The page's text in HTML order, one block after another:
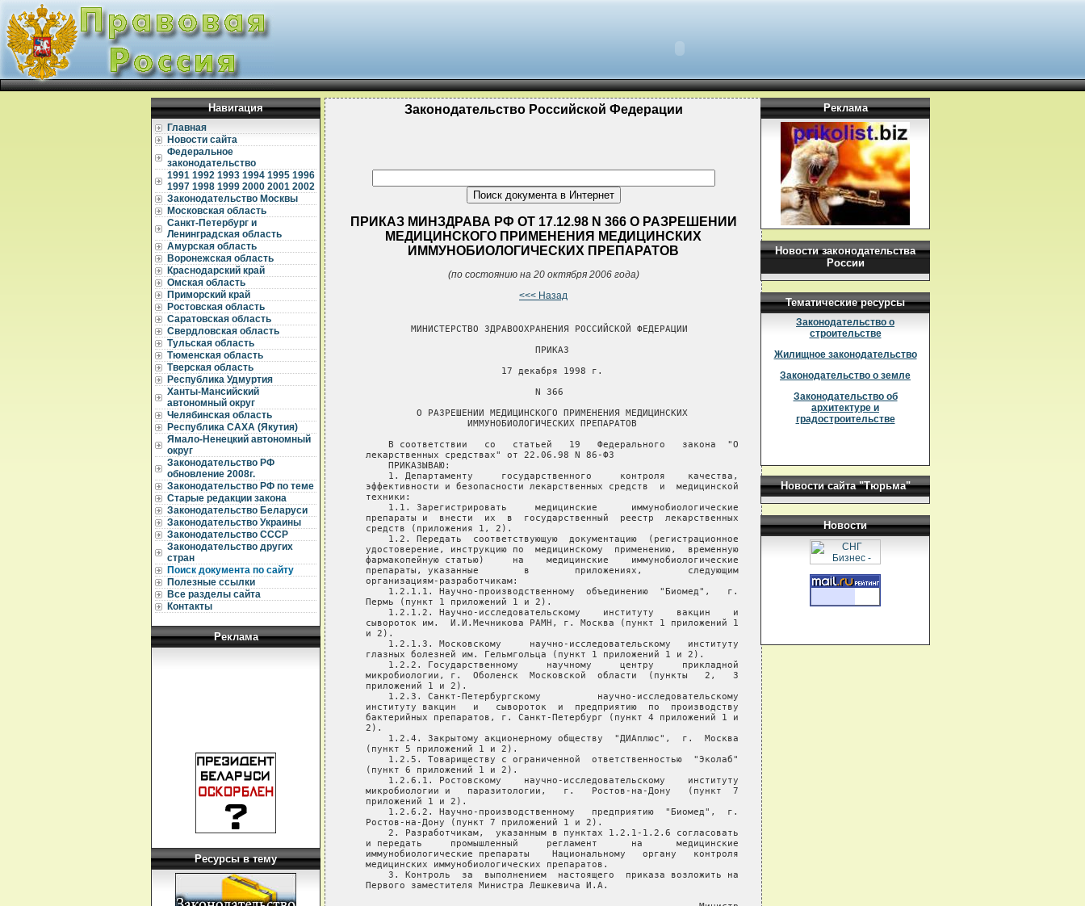
Навигация
Главная
Новости сайта
Федеральное
законодательство
1991 1992 1993 1994 1995 1996
1997 1998 1999 2000 2001 2002
Законодательство Москвы
Московская область
Санкт-Петербург и
Ленинградская область
Амурская область
Воронежская область
Краснодарский край
Омская область
Приморский край
Ростовская область
Саратовская область
Свердловская область
Тульская область
Тюменская область
Тверская область
Республика Удмуртия
Ханты-Мансийский
автономный округ
Челябинская область
Республика САХА (Якутия)
Ямало-Ненецкий автономный
округ
Законодательство РФ
обновление 2008г.
Законодательство РФ по теме
Старые редакции закона
Законодательство Беларуси
Законодательство Украины
Законодательство СССР
Законодательство других
стран
Поиск документа по сайту
Полезные ссылки
Все разделы сайта
Контакты
Реклама
Ресурсы в тему
Законодательство Российской Федерации
ПРИКАЗ МИНЗДРАВА РФ ОТ 17.12.98 N 366 О РАЗРЕШЕНИИ
МЕДИЦИНСКОГО ПРИМЕНЕНИЯ МЕДИЦИНСКИХ
ИММУНОБИОЛОГИЧЕСКИХ ПРЕПАРАТОВ
(по состоянию на 20 октября 2006 года)
<<< Назад
Реклама
Новости законодательства
России
Тематические ресурсы
Законодательство о
строительстве
Жилищное законодательство
Законодательство о земле
Законодательство об
архитектуре и
градостроительстве
Новости сайта "Тюрьма"
Новости